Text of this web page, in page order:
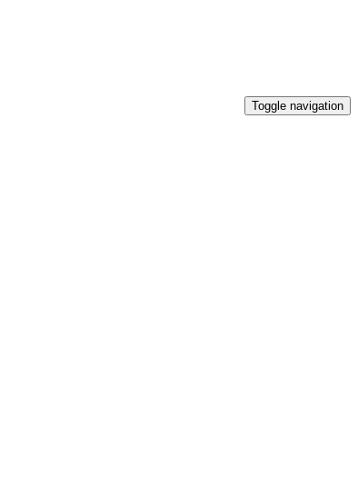
Toggle navigation